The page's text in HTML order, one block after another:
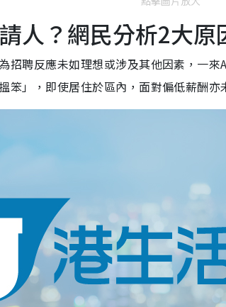
人？網民分析2大原
招聘反應未如理想或涉及其他因素，一
笨」，即使居住於區內，面對偏低薪酬亦